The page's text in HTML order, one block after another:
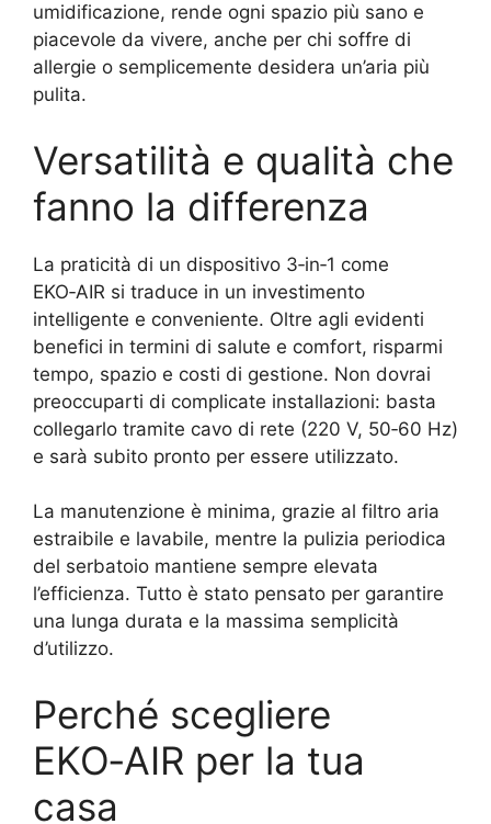
umidificazione, rende ogni spazio più sano e
piacevole da vivere, anche per chi soffre di
allergie o semplicemente desidera un’aria più
pulita.
Versatilità e qualità che
fanno la differenza
La praticità di un dispositivo 3‑in‑1 come
EKO‑AIR si traduce in un investimento
intelligente e conveniente. Oltre agli evidenti
benefici in termini di salute e comfort, risparmi
tempo, spazio e costi di gestione. Non dovrai
preoccuparti di complicate installazioni: basta
collegarlo tramite cavo di rete (220 V, 50‑60 Hz)
e sarà subito pronto per essere utilizzato.
La manutenzione è minima, grazie al filtro aria
estraibile e lavabile, mentre la pulizia periodica
del serbatoio mantiene sempre elevata
l’efficienza. Tutto è stato pensato per garantire
una lunga durata e la massima semplicità
d’utilizzo.
Perché scegliere
EKO‑AIR per la tua
casa